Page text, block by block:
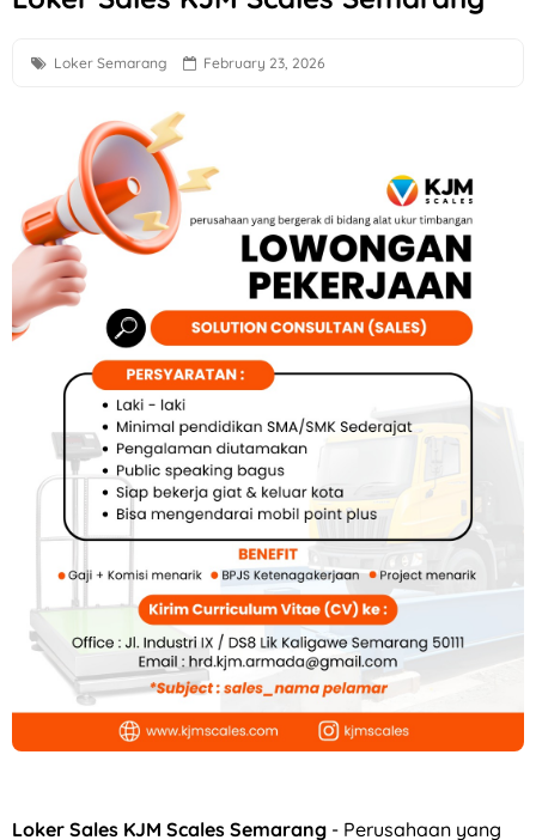
Loker Bali Driver, Helper, Admin Cabang & Backup di PT
Loker Agustus 2026 di Astra Daihatsu Klaten & Solo
Loker Karanganyar HRD, Gudang, Keuangan, dll di Sweet
Lowongan Kerja F&B Solo dan Sukoharjo di Es Teh Mas
Loker Solo Bulan Agustus 2026 di Kosi Kost
Loker Pabrik Pipa PVC Sukoharjo di PT Damai Global
Lowongan Kerja 10 Posisi di Candi Elektronik Sukoharjo
Loker Pecel Pepe Semarang Posisi Crew Outlet
Loker Digital Marketing Sukoharjo di PT Elvas Grafika
Loker Sukoharjo 5 Posisi CV Tiga Likuid Plastindo & PT
Loker QC, PPIC, Operator Flexo di PT Quark Quality Pack
Loker Crew Store di TIANLALA Ice Cream, Tea & Coffee
Loker Semarang February 23, 2026
Loker Sales KJM Scales Semarang - Perusahaan yang